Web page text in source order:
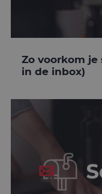
Zo voorkom je
in de inbox)